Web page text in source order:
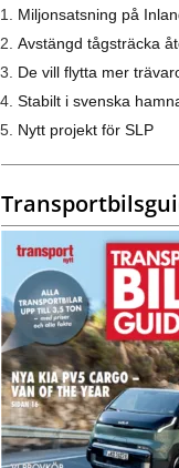
Miljonsatsning på
Avstängd tågsträcka
De vill flytta mer
Stabilt i svenska
Nytt projekt för SLP